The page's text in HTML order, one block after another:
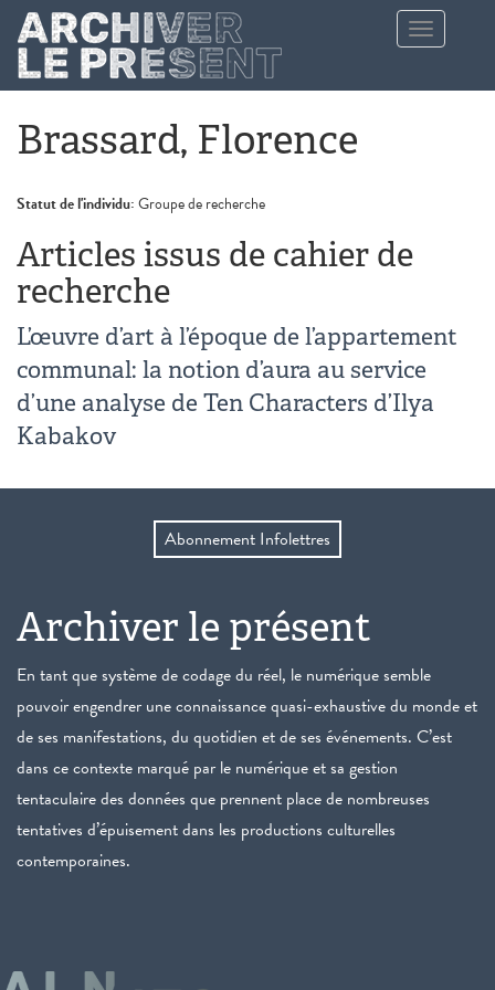
Aller au contenu principal
Toggle
navigation
Brassard, Florence
Statut de l'individu:Groupe de recherche
Articles issus de cahier de
recherche
L’œuvre d’art à l’époque de l’appartement
communal: la notion d’aura au service
d’une analyse de Ten Characters d’Ilya
Kabakov
Abonnement Infolettres
Archiver le présent
En tant que système de codage du réel, le numérique semble
pouvoir engendrer une connaissance quasi-exhaustive du monde et
de ses manifestations, du quotidien et de ses événements. C’est
dans ce contexte marqué par le numérique et sa gestion
tentaculaire des données que prennent place de nombreuses
tentatives d’épuisement dans les productions culturelles
contemporaines.